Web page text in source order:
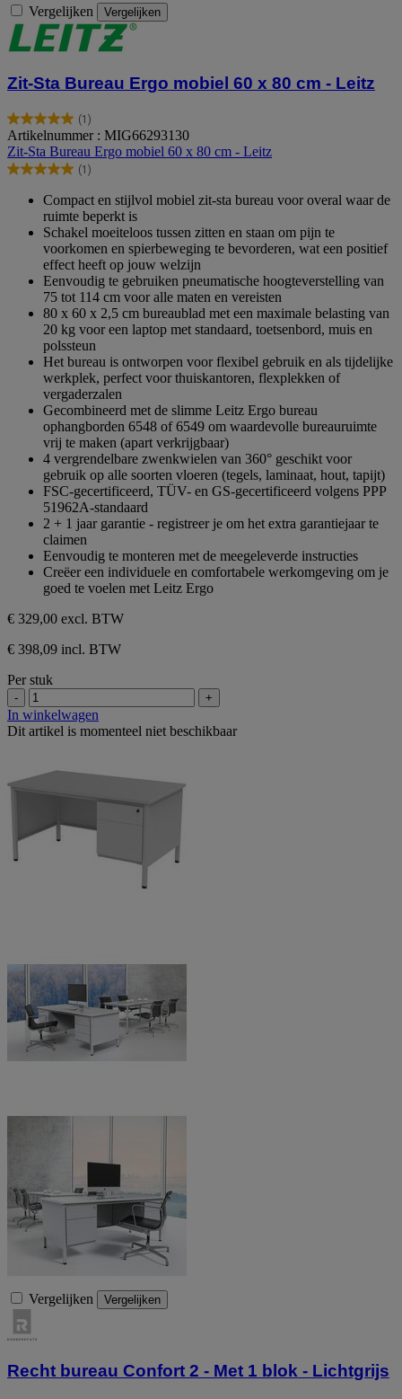
Vergelijken Vergelijken
Zit-Sta Bureau Ergo mobiel 60 x 80 cm - Leitz
(1)
5.0
van
de
5
beoordeling
Artikelnummer : MIG66293130
Zit-Sta Bureau Ergo mobiel 60 x 80 cm - Leitz
(1)
5.0
sterren.
beoordeling
Compact en stijlvol mobiel zit-sta bureau voor overal waar de
ruimte beperkt is
Schakel moeiteloos tussen zitten en staan om pijn te
voorkomen en spierbeweging te bevorderen, wat een positief
effect heeft op jouw welzijn
Eenvoudig te gebruiken pneumatische hoogteverstelling van
75 tot 114 cm voor alle maten en vereisten
80 x 60 x 2,5 cm bureaublad met een maximale belasting van
20 kg voor een laptop met standaard, toetsenbord, muis en
polssteun
Het bureau is ontworpen voor flexibel gebruik en als tijdelijke
werkplek, perfect voor thuiskantoren, flexplekken of
vergaderzalen
Gecombineerd met de slimme Leitz Ergo bureau
ophangborden 6548 of 6549 om waardevolle bureauruimte
vrij te maken (apart verkrijgbaar)
4 vergrendelbare zwenkwielen van 360° geschikt voor
gebruik op alle soorten vloeren (tegels, laminaat, hout, tapijt)
FSC-gecertificeerd, TÜV- en GS-gecertificeerd volgens PPP
51962A-standaard
2 + 1 jaar garantie - registreer je om het extra garantiejaar te
claimen
Eenvoudig te monteren met de meegeleverde instructies
Creëer een individuele en comfortabele werkomgeving om je
goed te voelen met Leitz Ergo
€ 329,00 excl. BTW
€ 398,09 incl. BTW
Per stuk
- +
In winkelwagen
Dit artikel is momenteel niet beschikbaar
Vergelijken Vergelijken
Recht bureau Confort 2 - Met 1 blok - Lichtgrijs